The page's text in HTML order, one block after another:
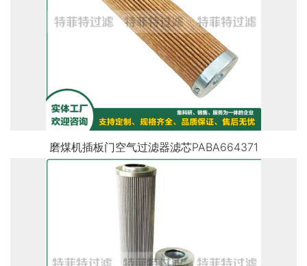
磨煤机插板门空气过滤器滤芯PABA664371